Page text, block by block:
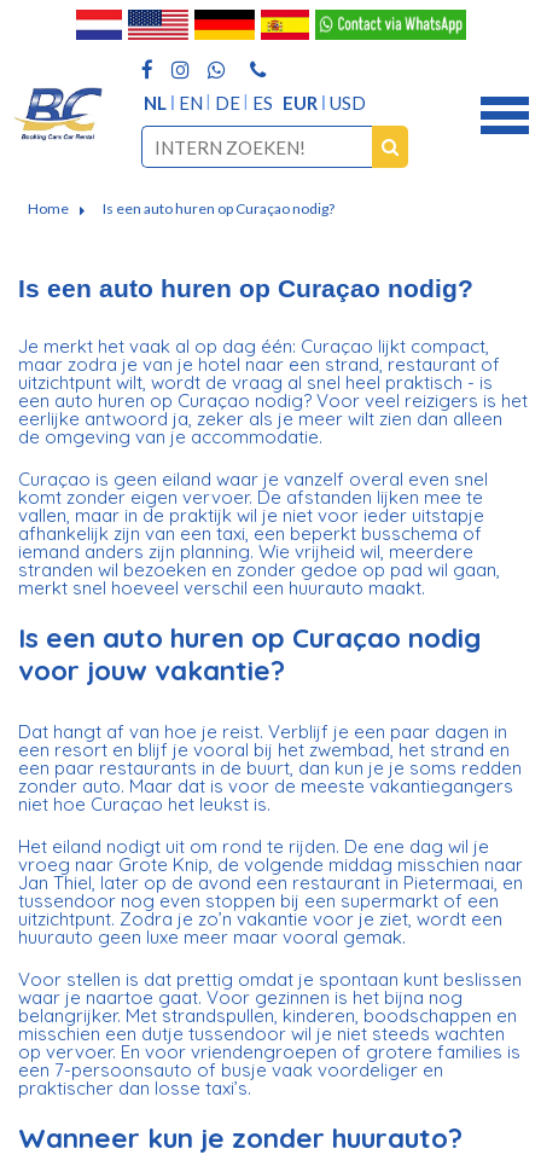
NL EN DE ES EUR USD
Home Is een auto huren op Curaçao nodig?
Is een auto huren op Curaçao nodig?
Je merkt het vaak al op dag één: Curaçao lijkt compact,
maar zodra je van je hotel naar een strand, restaurant of
uitzichtpunt wilt, wordt de vraag al snel heel praktisch - is
een auto huren op Curaçao nodig? Voor veel reizigers is het
eerlijke antwoord ja, zeker als je meer wilt zien dan alleen
de omgeving van je accommodatie.
Curaçao is geen eiland waar je vanzelf overal even snel
komt zonder eigen vervoer. De afstanden lijken mee te
vallen, maar in de praktijk wil je niet voor ieder uitstapje
afhankelijk zijn van een taxi, een beperkt busschema of
iemand anders zijn planning. Wie vrijheid wil, meerdere
stranden wil bezoeken en zonder gedoe op pad wil gaan,
merkt snel hoeveel verschil een huurauto maakt.
Is een auto huren op Curaçao nodig
voor jouw vakantie?
Dat hangt af van hoe je reist. Verblijf je een paar dagen in
een resort en blijf je vooral bij het zwembad, het strand en
een paar restaurants in de buurt, dan kun je je soms redden
zonder auto. Maar dat is voor de meeste vakantiegangers
niet hoe Curaçao het leukst is.
Het eiland nodigt uit om rond te rijden. De ene dag wil je
vroeg naar Grote Knip, de volgende middag misschien naar
Jan Thiel, later op de avond een restaurant in Pietermaai, en
tussendoor nog even stoppen bij een supermarkt of een
uitzichtpunt. Zodra je zo’n vakantie voor je ziet, wordt een
huurauto geen luxe meer maar vooral gemak.
Voor stellen is dat prettig omdat je spontaan kunt beslissen
waar je naartoe gaat. Voor gezinnen is het bijna nog
belangrijker. Met strandspullen, kinderen, boodschappen en
misschien een dutje tussendoor wil je niet steeds wachten
op vervoer. En voor vriendengroepen of grotere families is
een 7-persoonsauto of busje vaak voordeliger en
praktischer dan losse taxi’s.
Wanneer kun je zonder huurauto?